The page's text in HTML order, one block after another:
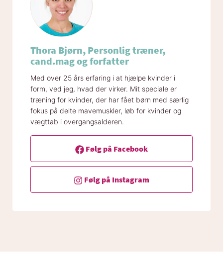
Thora Bjørn, Personlig træner,
cand.mag og forfatter
Med over 25 års erfaring i at hjælpe kvinder i
form, ved jeg, hvad der virker. Mit speciale er
træning for kvinder, der har fået børn med særlig
fokus på delte mavemuskler, løb for kvinder og
vægttab i overgangsalderen.
Følg på Facebook
Følg på Instagram